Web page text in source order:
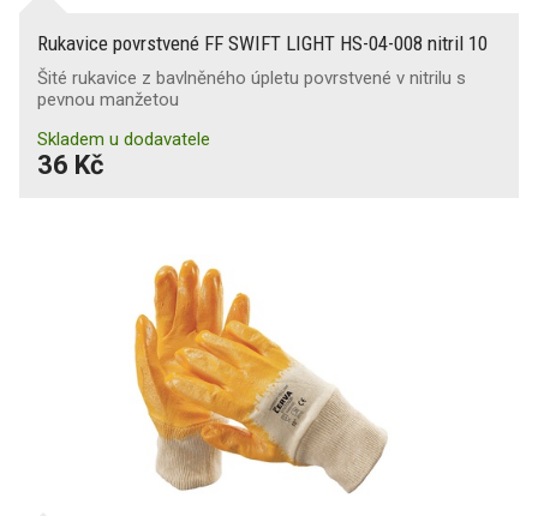
Rukavice povrstvené FF SWIFT LIGHT HS-04-008 nitril 10
Šité rukavice z bavlněného úpletu povrstvené v nitrilu s
pevnou manžetou
Skladem u dodavatele
36 Kč